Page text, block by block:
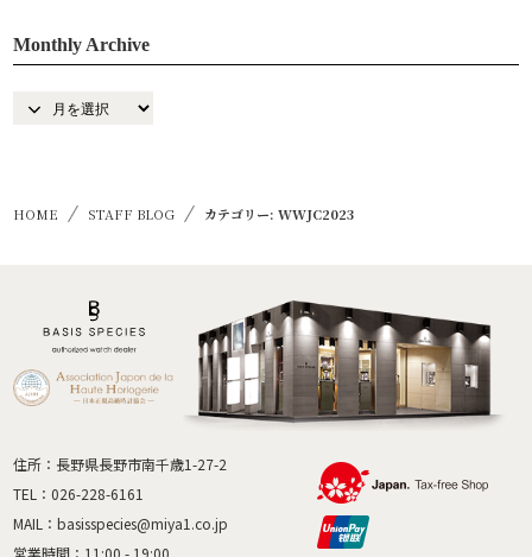
Monthly Archive
HOME STAFF BLOG カテゴリー: WWJC2023
住所：長野県長野市南千歳1-27-2
TEL： 026-228-6161
MAIL： basisspecies@miya1.co.jp